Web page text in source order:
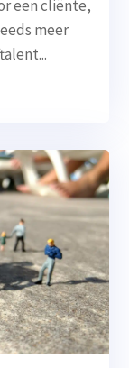
een cliënte,
meer